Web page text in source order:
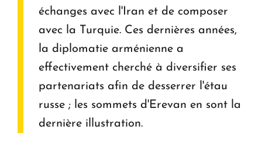
échanges avec l'Iran et de composer
avec la Turquie. Ces dernières années,
la diplomatie arménienne a
effectivement cherché à diversifier ses
partenariats afin de desserrer l'étau
russe ; les sommets d'Erevan en sont la
dernière illustration.